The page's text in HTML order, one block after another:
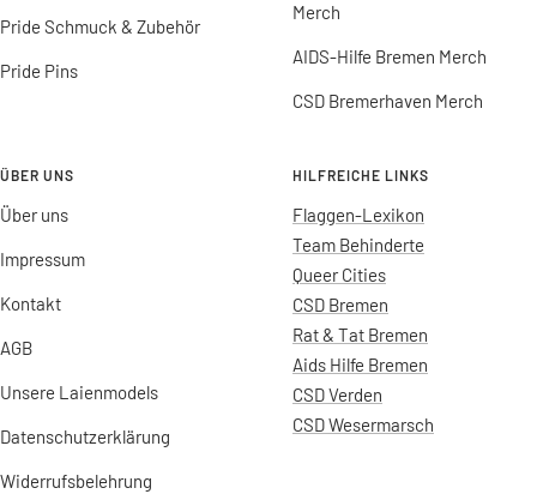
Pride Schmuck & Zubehör
Pride Pins
Merch
AIDS-Hilfe Bremen Merch
CSD Bremerhaven Merch
ÜBER UNS
Über uns
Impressum
Kontakt
AGB
Unsere Laienmodels
Datenschutzerklärung
Widerrufsbelehrung
HILFREICHE LINKS
Flaggen-Lexikon
Team Behinderte
Queer Cities
CSD Bremen
Rat & Tat Bremen
Aids Hilfe Bremen
CSD Verden
CSD Wesermarsch